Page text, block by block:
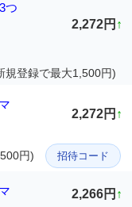
つ
2,272円 ↑
規登録で最大1,500円)
2,272円 ↑
円) 招待コード
2,266円 ↑